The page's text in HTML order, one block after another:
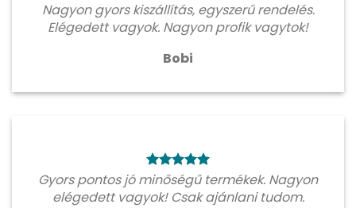
Nagyon gyors kiszállítás, egyszerű rendelés.
Elégedett vagyok. Nagyon profik vagytok!
Bobi
Gyors pontos jó minőségű termékek. Nagyon
elégedett vagyok! Csak ajánlani tudom.